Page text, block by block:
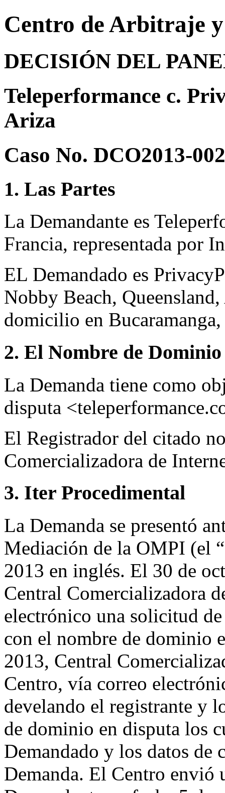
Centro de Arbitraje
DECISIÓN DEL
Teleperformance c.
Ariza
Caso No. DCO2013-
1. Las Partes
La Demandante es
Francia, representada por
EL Demandado es
Nobby Beach,
domicilio en
2. El Nombre de
La Demanda tiene como
disputa
El Registrador del citado
Comercializadora de
3. Iter Procedimental
La Demanda se presentó
Mediación de la OMPI (el
2013 en inglés. El 30 de
Central Comercializadora
electrónico una solicitud
con el nombre de dominio
2013, Central
Centro, vía correo
develando el registrante y
de dominio en disputa los
Demandado y los datos de
Demanda. El Centro envió